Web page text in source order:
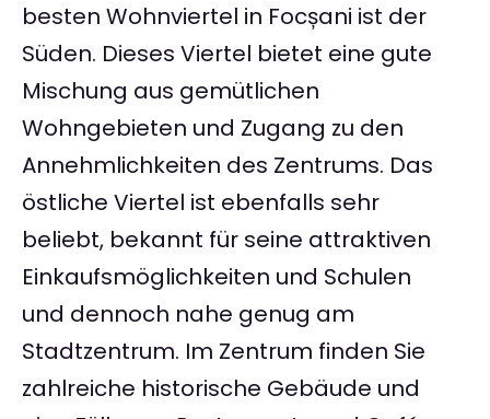
besten Wohnviertel in Focșani ist der
Süden. Dieses Viertel bietet eine gute
Mischung aus gemütlichen
Wohngebieten und Zugang zu den
Annehmlichkeiten des Zentrums. Das
östliche Viertel ist ebenfalls sehr
beliebt, bekannt für seine attraktiven
Einkaufsmöglichkeiten und Schulen
und dennoch nahe genug am
Stadtzentrum. Im Zentrum finden Sie
zahlreiche historische Gebäude und